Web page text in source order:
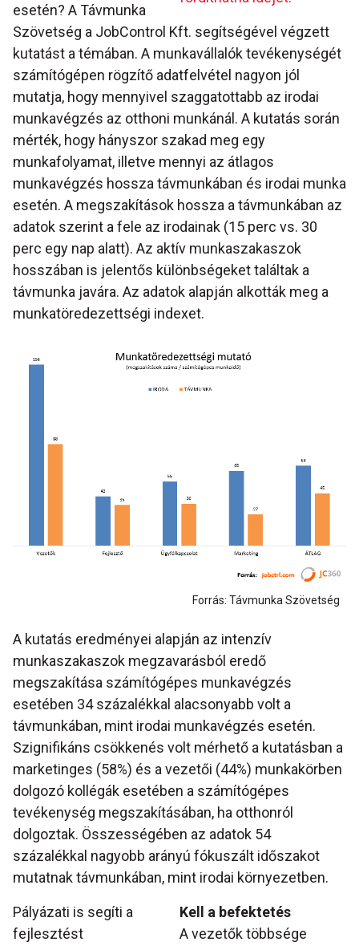
esetén? A Távmunka
Szövetség a JobControl Kft. segítségével végzett
kutatást a témában. A munkavállalók tevékenységét
számítógépen rögzítő adatfelvétel nagyon jól
mutatja, hogy mennyivel szaggatottabb az irodai
munkavégzés az otthoni munkánál. A kutatás során
mérték, hogy hányszor szakad meg egy
munkafolyamat, illetve mennyi az átlagos
munkavégzés hossza távmunkában és irodai munka
esetén. A megszakítások hossza a távmunkában az
adatok szerint a fele az irodainak (15 perc vs. 30
perc egy nap alatt). Az aktív munkaszakaszok
hosszában is jelentős különbségeket találtak a
távmunka javára. Az adatok alapján alkották meg a
munkatöredezettségi indexet.
Forrás: Távmunka Szövetség
A kutatás eredményei alapján az intenzív
munkaszakaszok megzavarásból eredő
megszakítása számítógépes munkavégzés
esetében 34 százalékkal alacsonyabb volt a
távmunkában, mint irodai munkavégzés esetén.
Szignifikáns csökkenés volt mérhető a kutatásban a
marketinges (58%) és a vezetői (44%) munkakörben
dolgozó kollégák esetében a számítógépes
tevékenység megszakításában, ha otthonról
dolgoztak. Összességében az adatok 54
százalékkal nagyobb arányú fókuszált időszakot
mutatnak távmunkában, mint irodai környezetben.
Pályázati is segíti a
fejlesztést
Kell a befektetés
A vezetők többsége